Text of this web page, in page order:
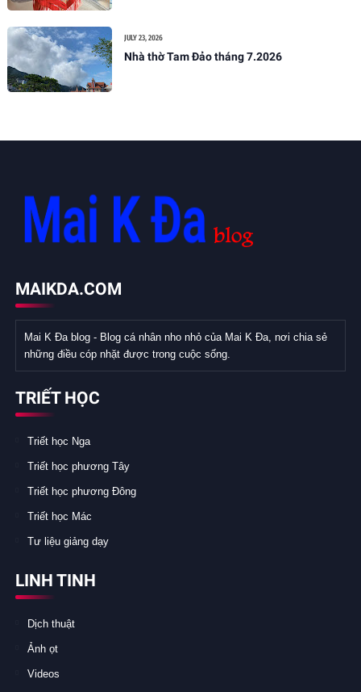
JULY 23, 2026
Nhà thờ Tam Đảo tháng 7.2026
MAIKDA.COM
Mai K Đa blog - Blog cá nhân nho nhỏ của Mai K Đa, nơi chia sẻ
những điều cóp nhặt được trong cuộc sống.
TRIẾT HỌC
Triết học Nga
Triết học phương Tây
Triết học phương Đông
Triết học Mác
Tư liệu giảng dạy
LINH TINH
Dịch thuật
Ảnh ọt
Videos